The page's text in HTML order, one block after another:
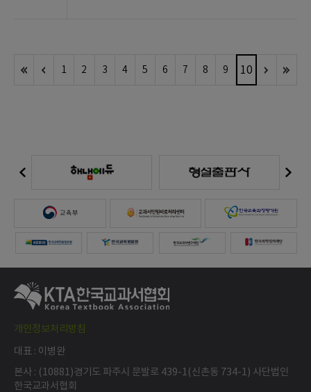
1 2 3 4 5 6 7 8 9 10
개인정보처리방침
대표 : 이병완
본사 : (10881)경기도 파주시 문발로 439-1(신촌동 734-1) 사단법인
한국교과서협회